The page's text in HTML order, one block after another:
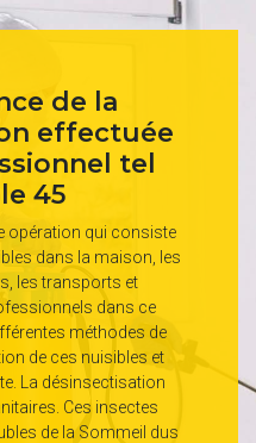
de la
effectuée
tel
45
opération qui consiste
dans la maison, les
les transports et
dans ce
méthodes de
de ces nuisibles et
La désinsectisation
Ces insectes
de la Sommeil dus